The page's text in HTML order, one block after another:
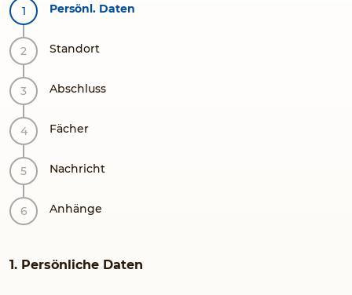
Persönl. Daten
Standort
Abschluss
Fächer
Nachricht
Anhänge
1. Persönliche Daten